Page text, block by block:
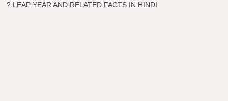
? LEAP YEAR AND RELATED FACTS IN HINDI